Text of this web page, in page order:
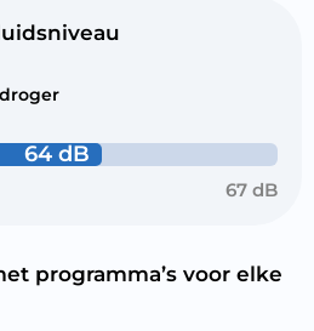
64 dB
67 dB
programma’s voor elke